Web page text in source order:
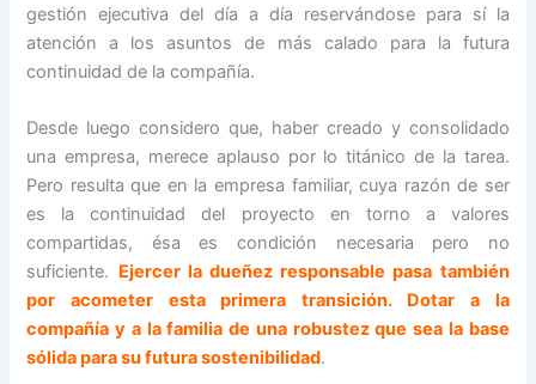
gestión ejecutiva del día a día reservándose para sí la
atención a los asuntos de más calado para la futura
continuidad de la compañía.
Desde luego considero que, haber creado y consolidado
una empresa, merece aplauso por lo titánico de la tarea.
Pero resulta que en la empresa familiar, cuya razón de ser
es la continuidad del proyecto en torno a valores
compartidas, ésa es condición necesaria pero no
suficiente. Ejercer la dueñez responsable pasa también
por acometer esta primera transición. Dotar a la
compañía y a la familia de una robustez que sea la base
sólida para su futura sostenibilidad.